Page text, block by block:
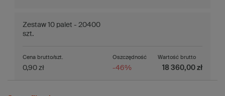
Zestaw 10 palet - 20400
szt.
Oszczędność
-46%
Cena brutto/szt.
0,90 zł
Wartość brutto
18 360,00 zł